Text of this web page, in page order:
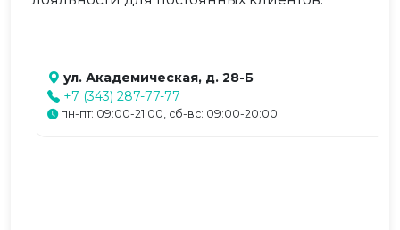
ул. Академическая, д. 28-Б
+7 (343) 287-77-77
пн-пт: 09:00-21:00, сб-вс: 09:00-20:00